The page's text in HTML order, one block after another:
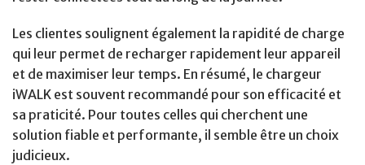
Les clientes soulignent également la rapidité de charge
qui leur permet de recharger rapidement leur appareil
et de maximiser leur temps. En résumé, le chargeur
iWALK est souvent recommandé pour son efficacité et
sa praticité. Pour toutes celles qui cherchent une
solution fiable et performante, il semble être un choix
judicieux.